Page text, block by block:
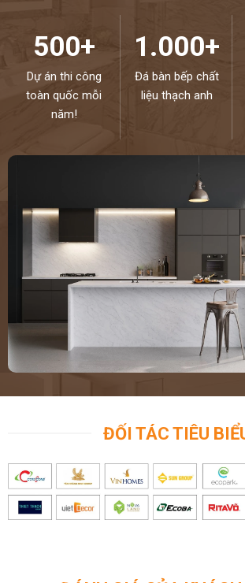
500+
Dự án thi công
toàn quốc mỗi
năm!
1.000+
Đá bàn bếp chất
liệu thạch anh
ĐỐI TÁC TIÊU